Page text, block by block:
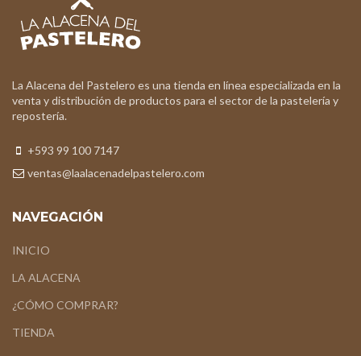
La Alacena del Pastelero es una tienda en línea especializada en la
venta y distribución de productos para el sector de la pastelería y
repostería.
+593 99 100 7147
ventas@laalacenadelpastelero.com
NAVEGACIÓN
INICIO
LA ALACENA
¿CÓMO COMPRAR?
TIENDA